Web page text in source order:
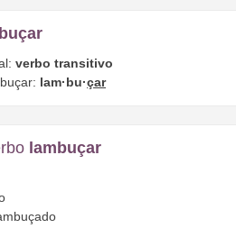
verbo transitivo
lam·bu·çar
lambuçar